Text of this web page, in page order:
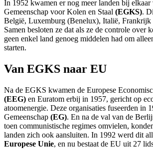
In 1952 kwamen er nog meer landen bij elkaar
Gemeenschap voor Kolen en Staal (EGKS).
België, Luxemburg (Benelux), Italië, Frankrijk
Samen besloten ze dat als ze de controle over
geen enkel land genoeg middelen had om
starten.
Van EGKS naar EU
Na de EGKS kwamen de Europese
(EEG) en Euratom erbij in 1957, gericht op
atoomenergie. Deze organisaties fuseerden in
Gemeenschap (EG). En na de val van de
toen communistische regimes omvielen,
landen zich ook aansluiten. In 1992 werd dit
Europese Unie, en nu bestaat de EU uit 27